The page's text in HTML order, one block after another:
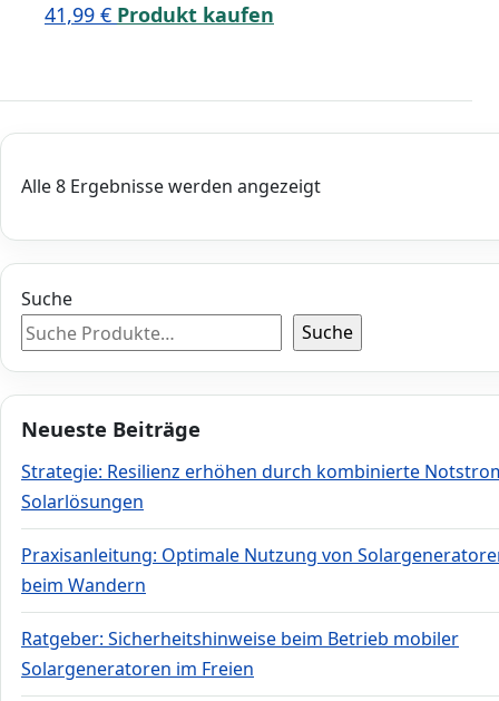
41,99 € Produkt kaufen
Alle 8 Ergebnisse werden angezeigt
Suche
Suche
Neueste Beiträge
Strategie: Resilienz erhöhen durch kombinierte
Solarlösungen
Praxisanleitung: Optimale Nutzung von
beim Wandern
Ratgeber: Sicherheitshinweise beim Betrieb mobiler
Solargeneratoren im Freien